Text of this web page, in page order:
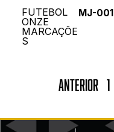
FUTEBOL
ONZE
MARCAÇÕE
S
MJ-001
Anterior 1